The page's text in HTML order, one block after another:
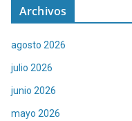
Archivos
agosto 2026
julio 2026
junio 2026
mayo 2026